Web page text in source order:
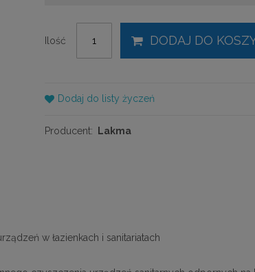
Ilość DODAJ DO
Dodaj do listy życzeń
Producent: Lakma
w łazienkach i sanitariatach